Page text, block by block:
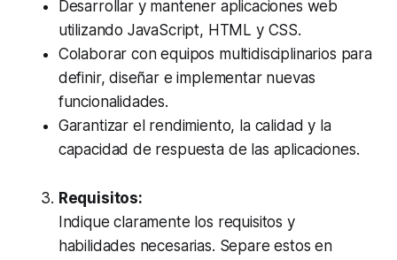
Desarrollar y mantener aplicaciones web
utilizando JavaScript, HTML y CSS.
Colaborar con equipos multidisciplinarios para
definir, diseñar e implementar nuevas
funcionalidades.
Garantizar el rendimiento, la calidad y la
capacidad de respuesta de las aplicaciones.
Requisitos:
Indique claramente los requisitos y
habilidades necesarias. Separe estos en